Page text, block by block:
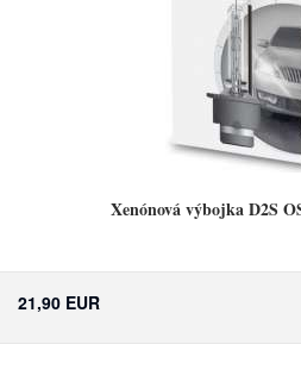
Xenónová výbojka D2S
21,90 EUR